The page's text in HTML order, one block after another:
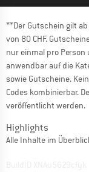
**Der Gutschein gilt
von 80 CHF.
nur einmal pro
anwendbar auf die
sowie Gutscheine.
Codes kombinierbar.
veröffentlicht werden.
Highlights
Alle Inhalte im